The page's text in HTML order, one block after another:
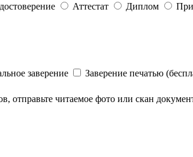
Аттестат Диплом
заверение Заверение печатью
отправьте читаемое фото или скан